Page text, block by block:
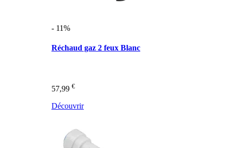
- 11%
Réchaud gaz 2 feux Blanc
57,99 €
Découvrir